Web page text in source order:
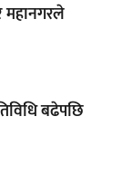
महानगरले
बढेपछि